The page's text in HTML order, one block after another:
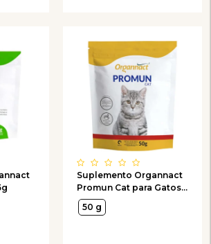
Suplemento Organnact
Promun Cat para Gatos
50g
50 g